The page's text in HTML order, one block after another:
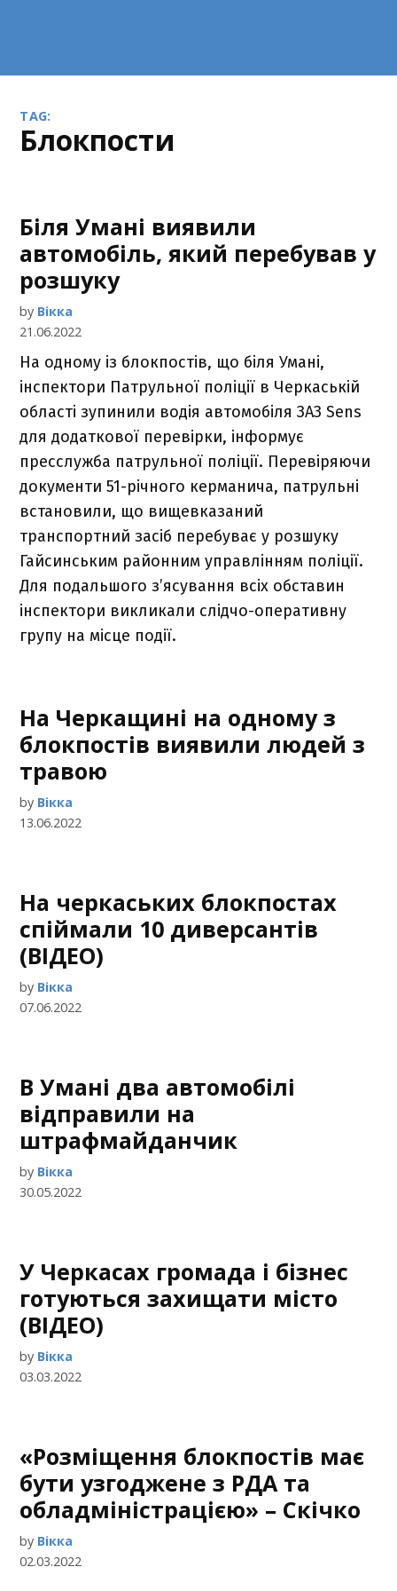
TAG:
блокпости
Біля Умані виявили
автомобіль, який перебував у
розшуку
by Вікка
21.06.2022
На одному із блокпостів, що біля Умані,
інспектори Патрульної поліції в Черкаській
області зупинили водія автомобіля ЗАЗ Sens
для додаткової перевірки, інформує
пресслужба патрульної поліції. Перевіряючи
документи 51-річного керманича, патрульні
встановили, що вищевказаний
транспортний засіб перебуває у розшуку
Гайсинським районним управлінням поліції.
Для подальшого з’ясування всіх обставин
інспектори викликали слідчо-оперативну
групу на місце події.
На Черкащині на одному з
блокпостів виявили людей з
травою
by Вікка
13.06.2022
На черкаських блокпостах
спіймали 10 диверсантів
(ВІДЕО)
by Вікка
07.06.2022
В Умані два автомобілі
відправили на
штрафмайданчик
by Вікка
30.05.2022
У Черкасах громада і бізнес
готуються захищати місто
(ВІДЕО)
by Вікка
03.03.2022
«Розміщення блокпостів має
бути узгоджене з РДА та
обладміністрацією» – Скічко
by Вікка
02.03.2022